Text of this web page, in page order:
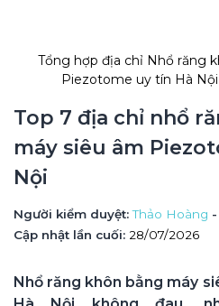
Tổng hợp địa chỉ Nhổ răng
Piezotome uy tín Hà
Top 7 địa chỉ nhổ
máy siêu âm
Nội
Người kiểm duyệt: Thảo Hoàng
Cập nhật lần cuối: 28/07/2026
Nhổ răng khôn bằng máy